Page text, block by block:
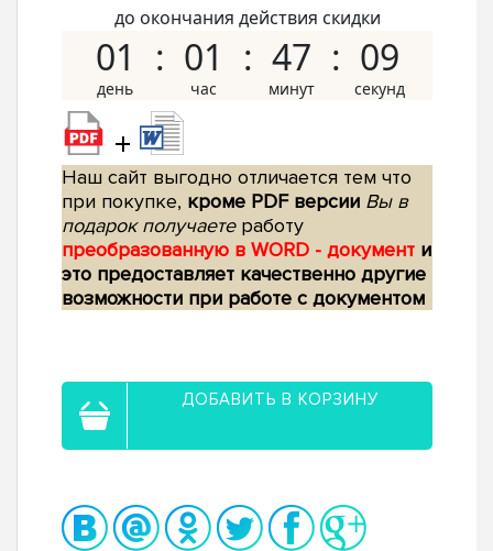
до окончания действия скидки
01 01 47 08
+
Наш сайт выгодно отличается тем что
при покупке, кроме PDF версии Вы в
подарок получаетеработу
преобразованную в WORD - документ и
это предоставляет качественно другие
возможности при работе с документом
ДОБАВИТЬ В КОРЗИНУ